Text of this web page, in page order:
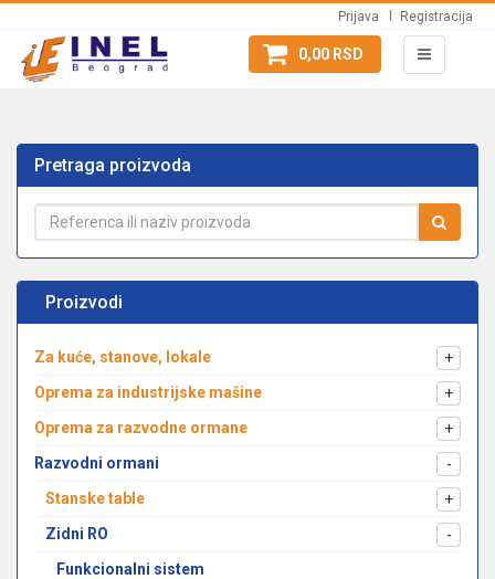
Prijava Registracija
0,00 RSD
Pretraga proizvoda
Proizvodi
Za kuće, stanove, lokale
+
Oprema za industrijske mašine
+
Oprema za razvodne ormane
+
Razvodni ormani
-
Stanske table
+
Zidni RO
-
Funkcionalni sistem